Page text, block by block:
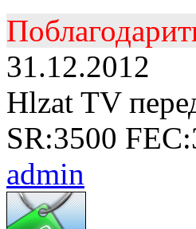
31.12.2012
Hlzat TV
SR:3500
admin